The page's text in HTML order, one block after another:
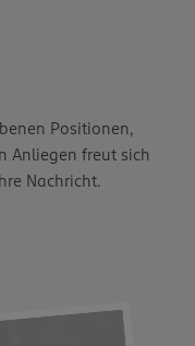
Positionen,
Anliegen freut sich
Nachricht.